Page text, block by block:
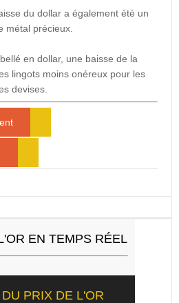
du dollar a également été un
métal précieux.
en dollar, une baisse de la
lingots moins onéreux pour les
devises.
EN TEMPS RÉEL
PRIX DE L'OR